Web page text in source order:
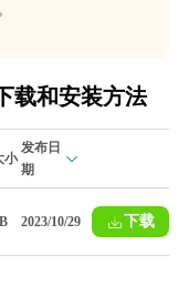
载和安装方法
小
发布日
期
2023/10/29 下载